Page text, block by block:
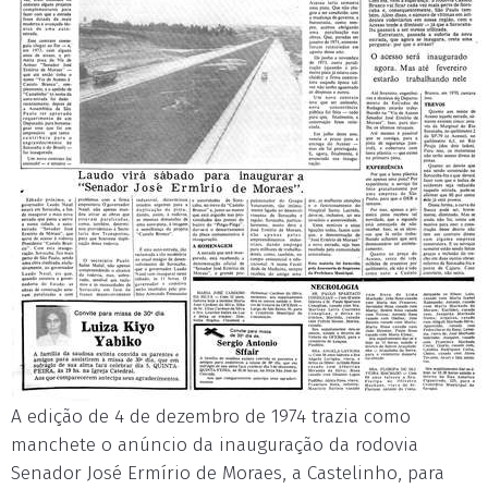
A edição de 4 de dezembro de 1974 trazia como
manchete o anúncio da inauguração da rodovia
Senador José Ermírio de Moraes, a Castelinho, para